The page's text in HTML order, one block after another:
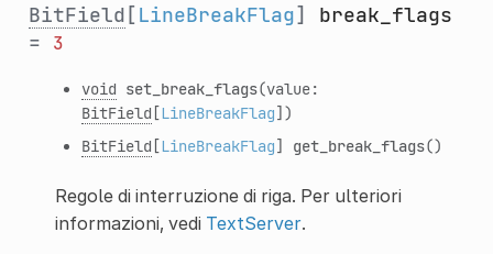
BitField [LineBreakFlag] break_flags
=
3
void set_break_flags(value:
BitField [LineBreakFlag])
BitField [LineBreakFlag] get_break_flags()
Regole di interruzione di riga. Per ulteriori
informazioni, vedi TextServer.